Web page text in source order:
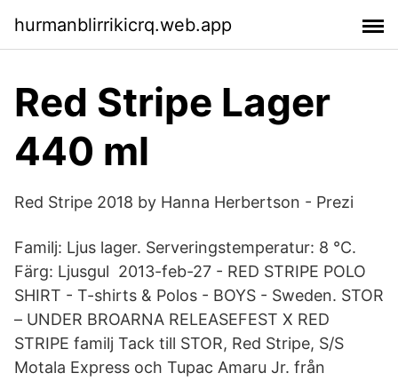
hurmanblirrikicrq.web.app
Red Stripe Lager
440 ml
Red Stripe 2018 by Hanna Herbertson - Prezi
Familj: Ljus lager. Serveringstemperatur: 8 °C.
Färg: Ljusgul 2013-feb-27 - RED STRIPE POLO
SHIRT - T-shirts & Polos - BOYS - Sweden. STOR
– UNDER BROARNA RELEASEFEST X RED
STRIPE familj Tack till STOR, Red Stripe, S/S
Motala Express och Tupac Amaru Jr. från